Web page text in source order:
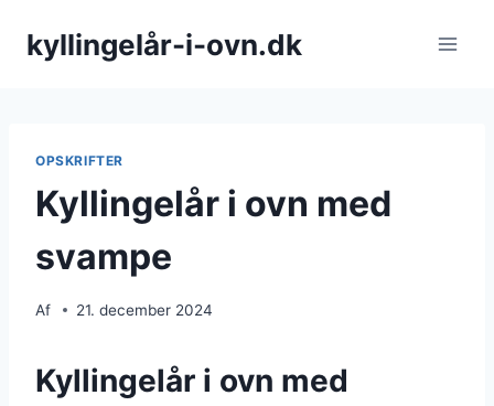
kyllingelår-i-ovn.dk
OPSKRIFTER
Kyllingelår i ovn med
svampe
Af 21. december 2024
Kyllingelår i ovn med